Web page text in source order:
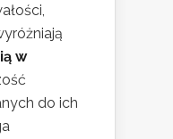
w
do ich